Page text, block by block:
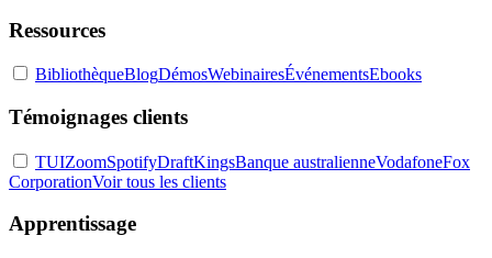
Ressources
BibliothèqueBlogDémosWebinairesÉvénementsEbooks
Témoignages clients
TUIZoomSpotifyDraftKingsBanque australienneVodafoneFox
CorporationVoir tous les clients
Apprentissage